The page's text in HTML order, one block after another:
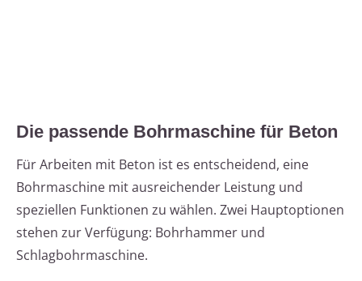
Die passende Bohrmaschine für Beton
Für Arbeiten mit Beton ist es entscheidend, eine
Bohrmaschine mit ausreichender Leistung und
speziellen Funktionen zu wählen. Zwei Hauptoptionen
stehen zur Verfügung: Bohrhammer und
Schlagbohrmaschine.